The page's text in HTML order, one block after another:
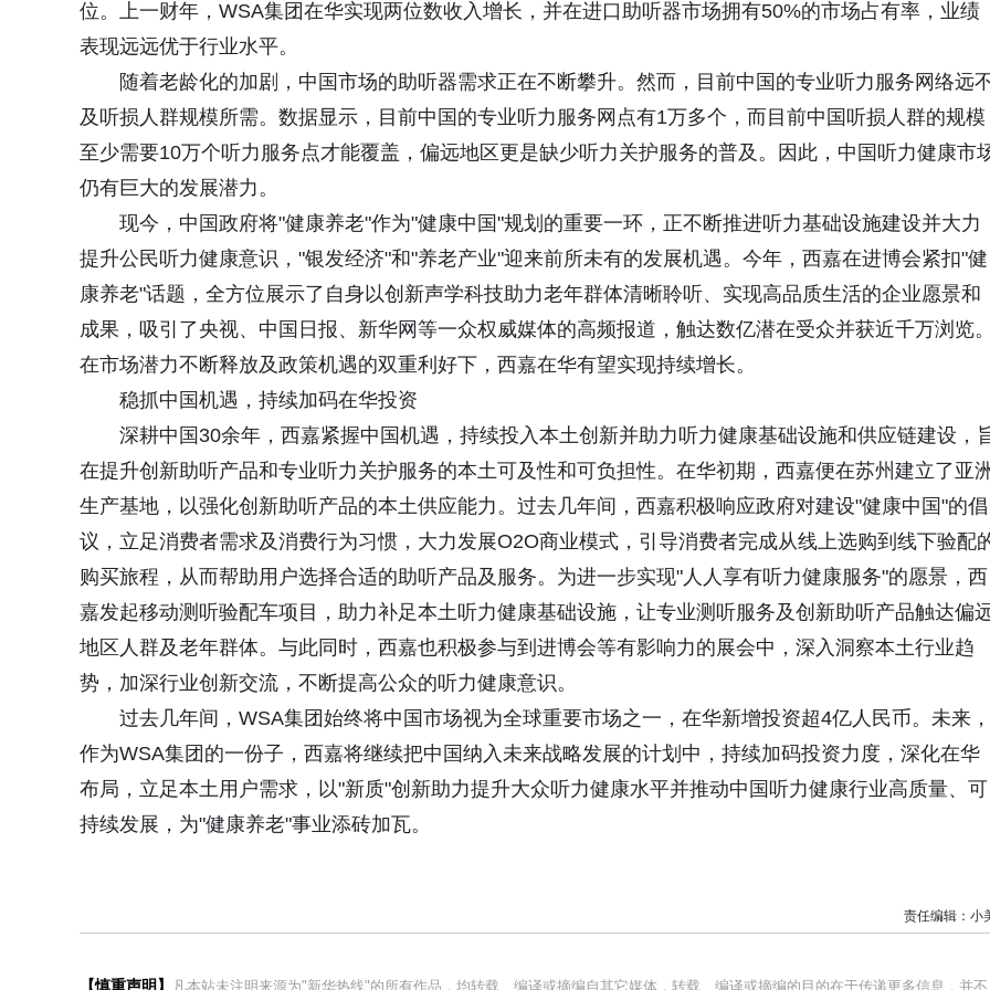
位。上一财年，WSA集团在华实现两位数收入增长，并在进口助听器市场拥有50%的市场占有率，业绩
表现远远优于行业水平。
随着老龄化的加剧，中国市场的助听器需求正在不断攀升。然而，目前中国的专业听力服务网络远
及听损人群规模所需。数据显示，目前中国的专业听力服务网点有1万多个，而目前中国听损人群的规模
至少需要10万个听力服务点才能覆盖，偏远地区更是缺少听力关护服务的普及。因此，中国听力健康市
仍有巨大的发展潜力。
现今，中国政府将"健康养老"作为"健康中国"规划的重要一环，正不断推进听力基础设施建设并大力
提升公民听力健康意识，"银发经济"和"养老产业"迎来前所未有的发展机遇。今年，西嘉在进博会紧扣"健
康养老"话题，全方位展示了自身以创新声学科技助力老年群体清晰聆听、实现高品质生活的企业愿景和
成果，吸引了央视、中国日报、新华网等一众权威媒体的高频报道，触达数亿潜在受众并获近千万浏览。
在市场潜力不断释放及政策机遇的双重利好下，西嘉在华有望实现持续增长。
稳抓中国机遇，持续加码在华投资
深耕中国30余年，西嘉紧握中国机遇，持续投入本土创新并助力听力健康基础设施和供应链建设，
在提升创新助听产品和专业听力关护服务的本土可及性和可负担性。在华初期，西嘉便在苏州建立了亚洲
生产基地，以强化创新助听产品的本土供应能力。过去几年间，西嘉积极响应政府对建设"健康中国"的倡
议，立足消费者需求及消费行为习惯，大力发展O2O商业模式，引导消费者完成从线上选购到线下验配
购买旅程，从而帮助用户选择合适的助听产品及服务。为进一步实现"人人享有听力健康服务"的愿景，西
嘉发起移动测听验配车项目，助力补足本土听力健康基础设施，让专业测听服务及创新助听产品触达偏
地区人群及老年群体。与此同时，西嘉也积极参与到进博会等有影响力的展会中，深入洞察本土行业趋
势，加深行业创新交流，不断提高公众的听力健康意识。
过去几年间，WSA集团始终将中国市场视为全球重要市场之一，在华新增投资超4亿人民币。未来，
作为WSA集团的一份子，西嘉将继续把中国纳入未来战略发展的计划中，持续加码投资力度，深化在华
布局，立足本土用户需求，以"新质"创新助力提升大众听力健康水平并推动中国听力健康行业高质量、可
持续发展，为"健康养老"事业添砖加瓦。
责任编辑：小
【慎重声明】 凡本站未注明来源为"新华热线"的所有作品，均转载、编译或摘编自其它媒体，转载、编译或摘编的目的在于传递更多信息，并不